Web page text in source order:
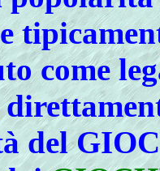
come
del